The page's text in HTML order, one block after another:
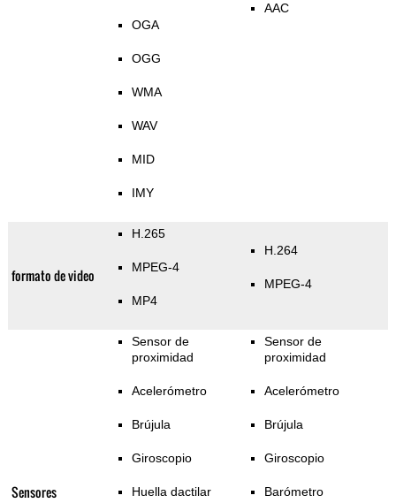
OGA
OGG
WMA
WAV
MID
IMY
AAC
formato de video
H.265
MPEG-4
MP4
H.264
MPEG-4
Sensores
Sensor de
proximidad
Acelerómetro
Brújula
Giroscopio
Huella dactilar
Sensor de
proximidad
Acelerómetro
Brújula
Giroscopio
Barómetro